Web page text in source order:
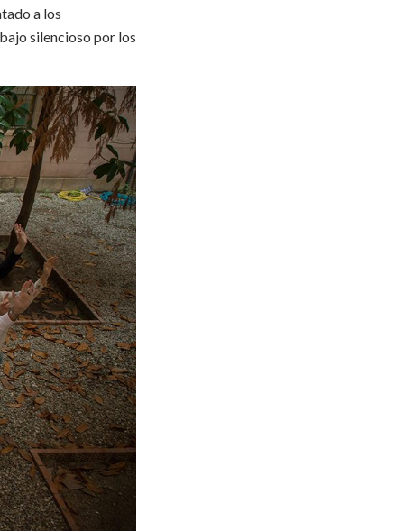
a los
silencioso por los